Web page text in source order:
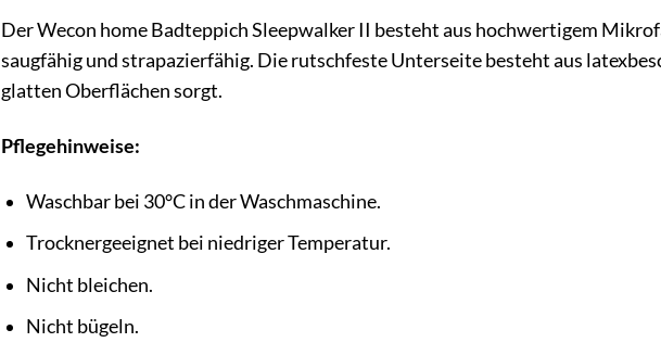
Der Wecon home Badteppich Sleepwalker II besteht aus hochwertigem
saugfähig und strapazierfähig. Die rutschfeste Unterseite besteht aus
glatten Oberflächen sorgt.
Pflegehinweise:
Waschbar bei 30°C in der Waschmaschine.
Trocknergeeignet bei niedriger Temperatur.
Nicht bleichen.
Nicht bügeln.